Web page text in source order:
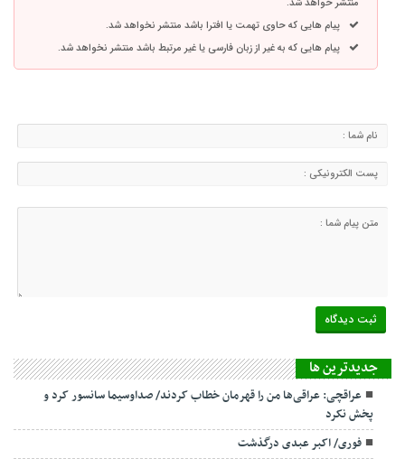
منتشر خواهد شد.
پیام هایی که حاوی تهمت یا افترا باشد منتشر نخواهد شد.
پیام هایی که به غیر از زبان فارسی یا غیر مرتبط باشد منتشر نخواهد شد.
جديدترين ها
عراقچی: عراقی‌ها من را قهرمان خطاب کردند/ صداوسیما سانسور کرد و
پخش نکرد
فوری/ اکبر عبدی درگذشت